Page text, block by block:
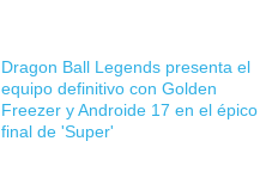
Dragon Ball Legends presenta el
equipo definitivo con Golden
Freezer y Androide 17 en el épico
final de 'Super'